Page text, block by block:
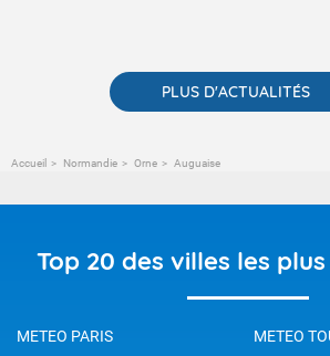
PLUS D'ACTUALITÉS
Accueil Normandie Orne Auguaise
Top 20 des villes les
METEO PARIS
METEO